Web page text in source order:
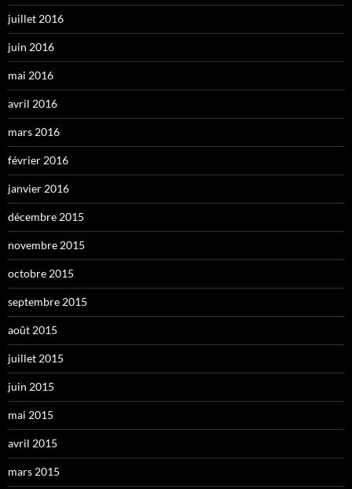
juillet 2016
juin 2016
mai 2016
avril 2016
mars 2016
février 2016
janvier 2016
décembre 2015
novembre 2015
octobre 2015
septembre 2015
août 2015
juillet 2015
juin 2015
mai 2015
avril 2015
mars 2015